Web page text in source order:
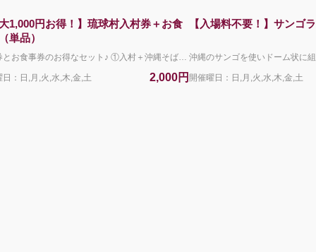
1,000円お得！】琉球村入村券＋お食
単品）
入村券とお食事券のお得なセット♪ ①入村＋沖縄そば単品 ②入村＋冷やし沖縄そば単品 ＊お食事の受け取りは11:00～14:45までとなっております＊ ＊メニューは単品でのご提供となります。 ＊現地価格：入村券･･･大人2,000円・小人800円／食事（単品）･･･沖縄そばまたは冷やし沖縄そば1,000円 沖縄のランチといえば沖縄そば！ 一年中いつでも美味しい定番「沖縄そば」をお得にお召し上がりいただけます！ 8月より夏限定の「冷やし沖縄そば」が登場♪ ＊沖縄県民の方へのご注意＊ 沖縄県に在住していることを証明できる顔写真付き身分証をお持ちの場合、こちらのページで販売しているチケットとは異なる入園料が割引となる現地限定のサービスがございます（県民割）。 こちらのプランをご予約されているお客様につきましては県民割を適用することができませんので、沖縄県民のかたは、この予約サイトを利用せずに直接琉球村へお越しいただき、別途県民割チケットを現地でお買い求めください。 ＜キャンセルポリシーについて＞ ご利用日前日の11:00からお取消料が発生いたします。 下記の場合はお取消料は発生いたしません。 ・琉球村が臨時休園となった場合（台風による路線バスの運休など） ・荒天・自然災害などにより旅行を実施することが困難となった場合
日：日,月,火,水,木,金,土 2,000円
【入場料不要！】サンゴ
開催曜日：日,月,火,水,木,金,土